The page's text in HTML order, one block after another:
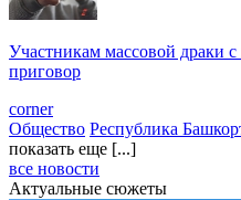
Участникам массовой драки
приговор
corner
Общество Республика
показать еще [...]
все новости
Актуальные сюжеты